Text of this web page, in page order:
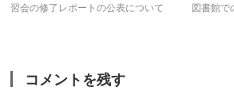
習会の修了レポートの公表について
図書館で
コメントを残す